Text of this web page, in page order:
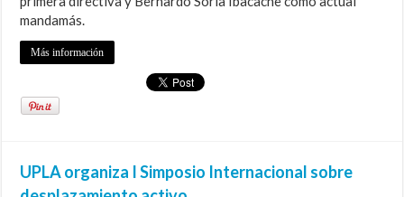
mandamás.
Más información
UPLA organiza I Simposio Internacional sobre